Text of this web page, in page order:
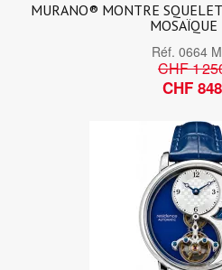
MURANO® MONTRE
Réf. 0664
CHF 1
CHF